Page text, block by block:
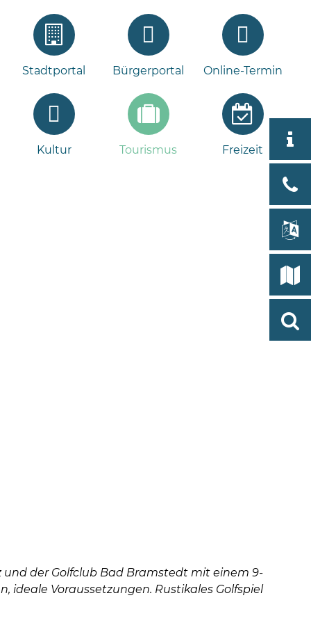
Stadtportal Bürgerportal Online-Termin
Kultur Tourismus Freizeit
Bleeck
19
und der Golfclub Bad Bramstedt mit einem 9-
ideale Voraussetzungen. Rustikales Golfspiel